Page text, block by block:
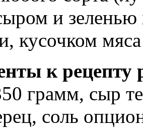
и
кусочком
к рецепту
грамм, сыр
соль